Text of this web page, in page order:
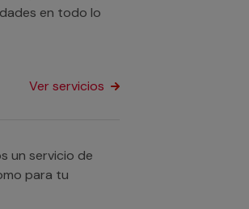
en todo lo
Ver servicios
un servicio de
para tu